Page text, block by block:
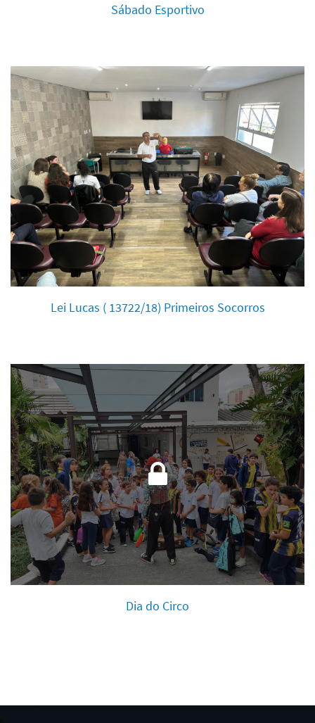
Sábado Esportivo
Lei Lucas ( 13722/18) Primeiros Socorros
Dia do Circo